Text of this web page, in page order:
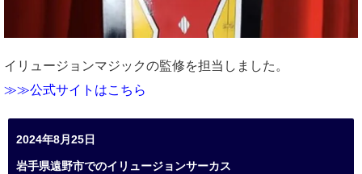
イリュージョンマジックの監修を担当しました。
≫≫公式サイトはこちら
2024年8月25日
岩手県遠野市でのイリュージョンサーカス